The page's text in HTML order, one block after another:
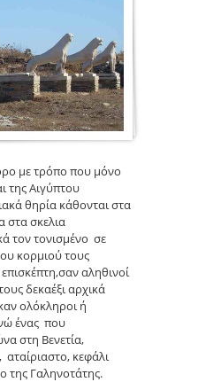
με τρόπο που μόνο
της Αιγύπτου
θηρία κάθονται στα
στα σκελια
τον τονισμένο σε
κορμιού τους
αληθινοί
δεκαέξι αρχικά
ολόκληροι ή
ένας που
στη Βενετία,
αταίριαστο, κεφάλι
της Γαληνοτάτης.